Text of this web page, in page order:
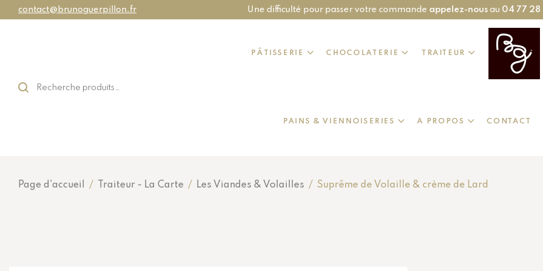
contact@brunoguerpillon.fr Une difficulté pour passer votre commande appelez-nous au 04 77 28
PÂTISSERIE CHOCOLATERIE TRAITEUR
PAINS & VIENNOISERIES A PROPOS CONTACT
Page d'accueil / Traiteur - La Carte / Les Viandes & Volailles / Suprême de Volaille & crème de Lard